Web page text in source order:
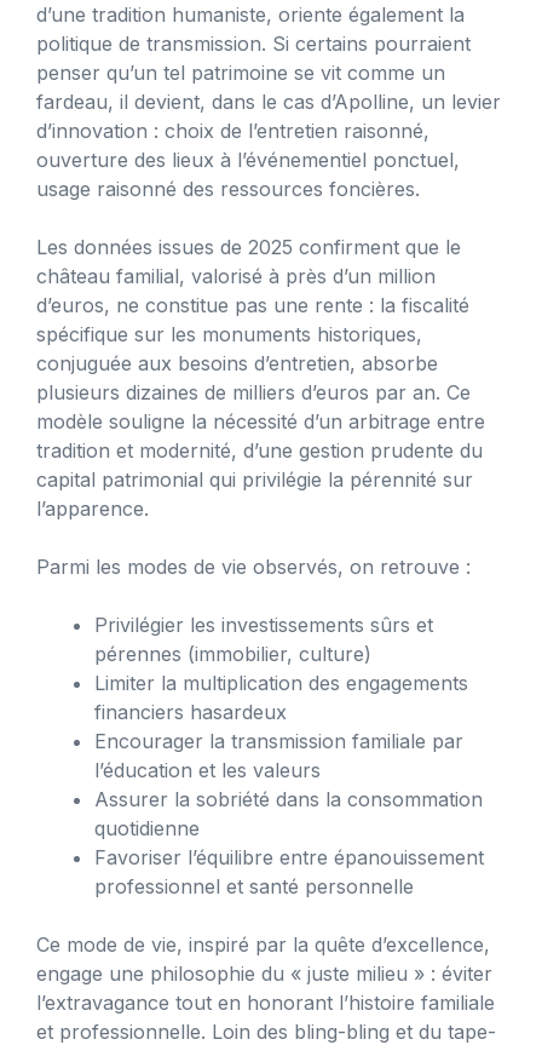
d’une tradition humaniste, oriente également la
politique de transmission. Si certains pourraient
penser qu’un tel patrimoine se vit comme un
fardeau, il devient, dans le cas d’Apolline, un levier
d’innovation : choix de l’entretien raisonné,
ouverture des lieux à l’événementiel ponctuel,
usage raisonné des ressources foncières.
Les données issues de 2025 confirment que le
château familial, valorisé à près d’un million
d’euros, ne constitue pas une rente : la fiscalité
spécifique sur les monuments historiques,
conjuguée aux besoins d’entretien, absorbe
plusieurs dizaines de milliers d’euros par an. Ce
modèle souligne la nécessité d’un arbitrage entre
tradition et modernité, d’une gestion prudente du
capital patrimonial qui privilégie la pérennité sur
l’apparence.
Parmi les modes de vie observés, on retrouve :
Privilégier les investissements sûrs et
pérennes (immobilier, culture)
Limiter la multiplication des engagements
financiers hasardeux
Encourager la transmission familiale par
l’éducation et les valeurs
Assurer la sobriété dans la consommation
quotidienne
Favoriser l’équilibre entre épanouissement
professionnel et santé personnelle
Ce mode de vie, inspiré par la quête d’excellence,
engage une philosophie du « juste milieu » : éviter
l’extravagance tout en honorant l’histoire familiale
et professionnelle. Loin des bling-bling et du tape-